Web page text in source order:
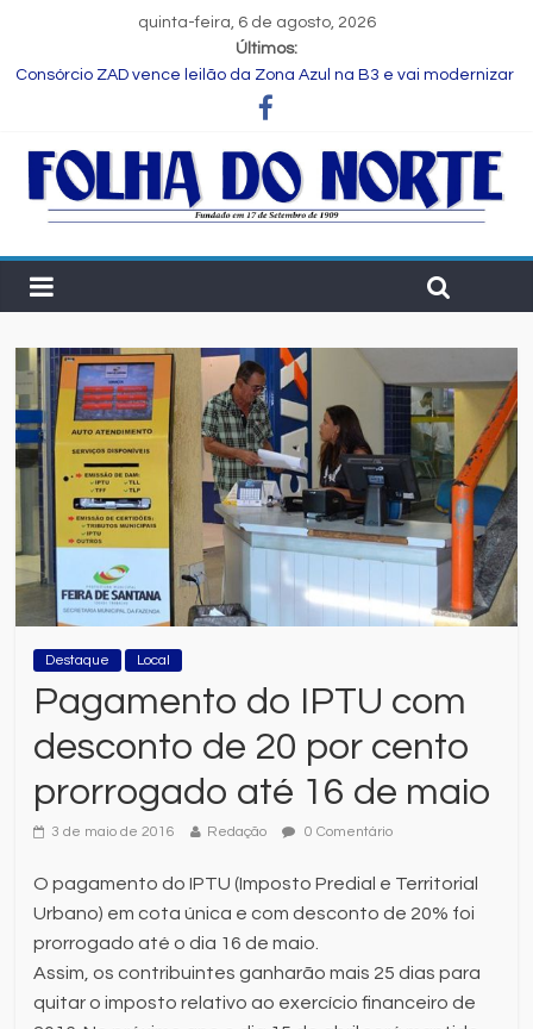
quinta-feira, 6 de agosto, 2026
Últimos:
Consórcio ZAD vence leilão da Zona Azul na B3 e vai modernizar
estacionamento rotativo de Feira de Santana
oficina pedagógica
Estudante de Salvador é selecionada para intercâmbio em
tecnologia na China
objetivo de fortalecer o setor na Bahia
Nordeste deve produzir mais de 1 milhão de toneladas de
algodão pela primeira vez, aponta Etene
Destaque Local
Pagamento do IPTU com
desconto de 20 por cento
prorrogado até 16 de maio
3 de maio de 2016 Redação 0 Comentário
O pagamento do IPTU (Imposto Predial e Territorial
Urbano) em cota única e com desconto de 20% foi
prorrogado até o dia 16 de maio.
Assim, os contribuintes ganharão mais 25 dias para
quitar o imposto relativo ao exercício financeiro de